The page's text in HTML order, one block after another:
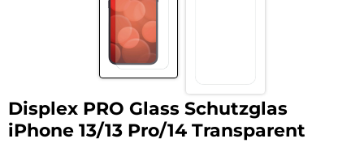
Displex PRO Glass Schutzglas
iPhone 13/13 Pro/14 Transparent